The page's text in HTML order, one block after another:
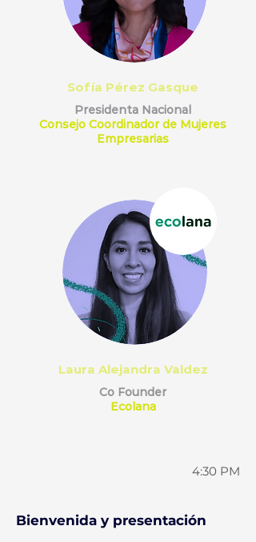
Sofía Pérez Gasque
Presidenta Nacional
Consejo Coordinador de Mujeres
Empresarias
Laura Alejandra Valdez
Co Founder
Ecolana
4:30 PM
Bienvenida y presentación